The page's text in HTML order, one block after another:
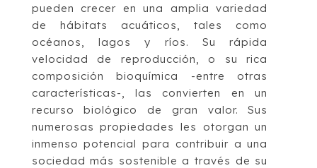
pueden crecer en una amplia variedad
de hábitats acuáticos, tales como
océanos, lagos y ríos. Su rápida
velocidad de reproducción, o su rica
composición bioquímica -entre otras
características-, las convierten en un
recurso biológico de gran valor. Sus
numerosas propiedades les otorgan un
inmenso potencial para contribuir a una
sociedad más sostenible a través de su